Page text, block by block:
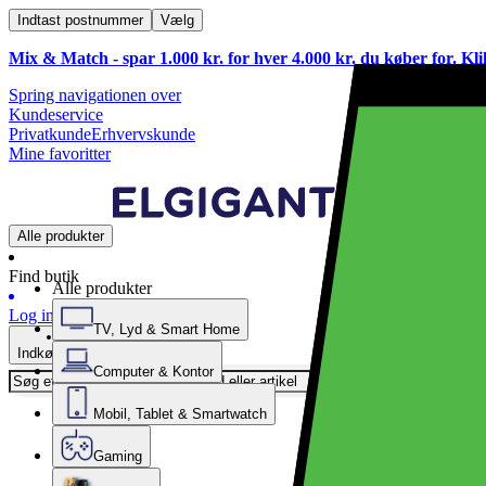
Indtast postnummer Vælg
Mix & Match - spar 1.000 kr. for hver 4.000 kr. du køber for.
Spring navigationen over
Kundeservice
PrivatkundeErhvervskunde
Mine favoritter
Alle produkter
Find butik
Log ind
Indkøbskurv
Alle produkter
TV, Lyd & Smart Home
Computer & Kontor
Mobil, Tablet & Smartwatch
Gaming